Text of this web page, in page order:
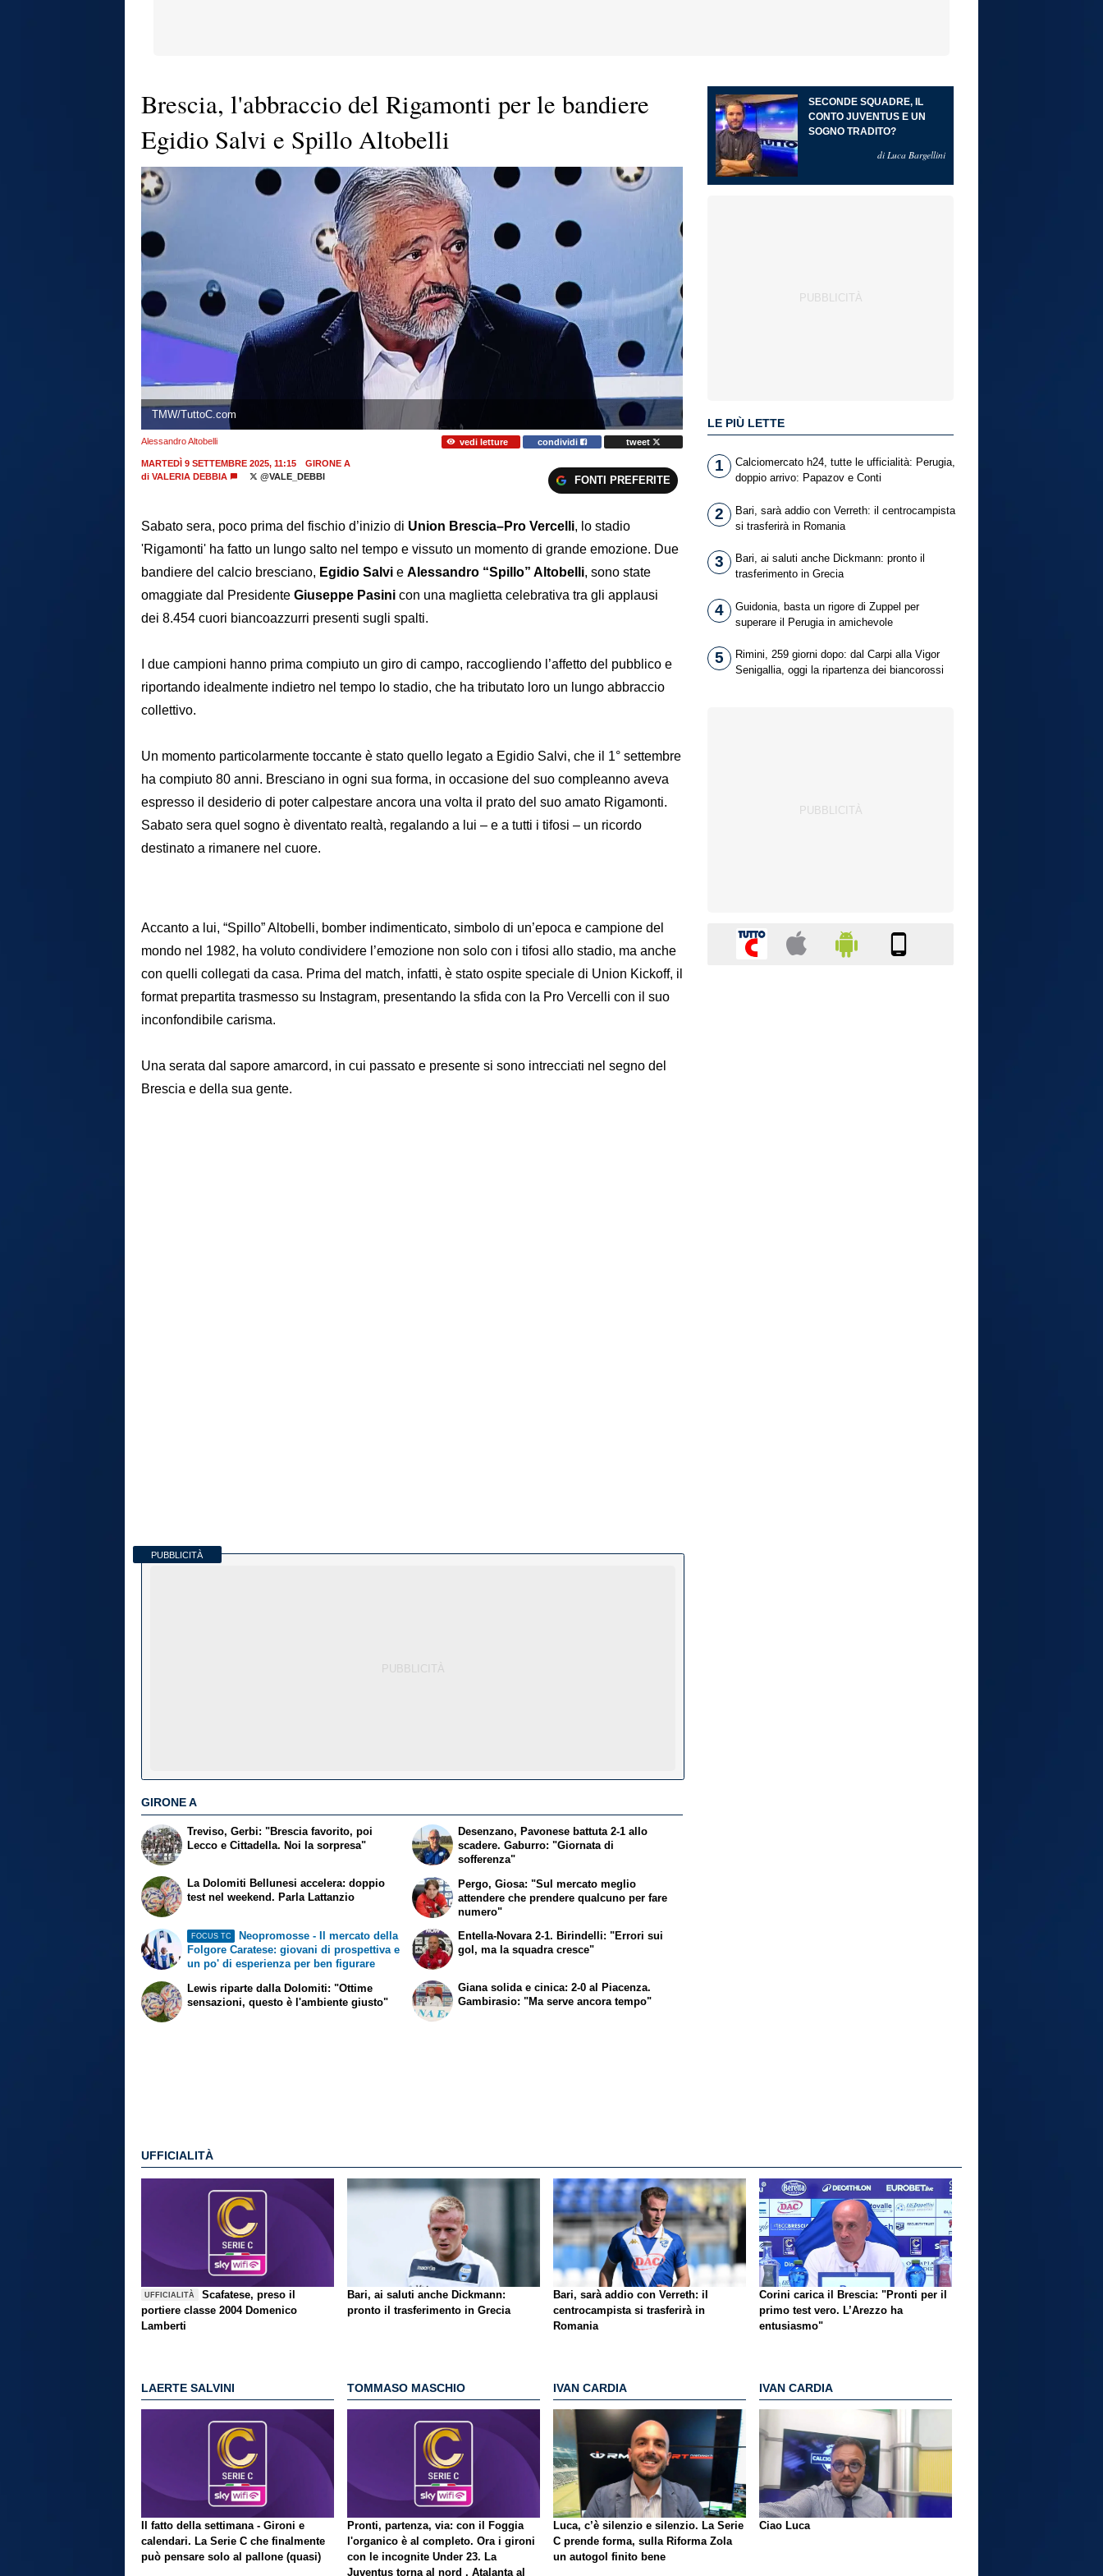
Brescia, l'abbraccio del Rigamonti per le bandiere
Egidio Salvi e Spillo Altobelli
TMW/TuttoC.com
Alessandro Altobelli vedi letture condividi tweet
MARTEDÌ 9 SETTEMBRE 2025, 11:15
GIRONE A
di VALERIA DEBBIA @VALE_DEBBI FONTI PREFERITE
Sabato sera, poco prima del fischio d’inizio di Union Brescia–Pro Vercelli, lo stadio
'Rigamonti' ha fatto un lungo salto nel tempo e vissuto un momento di grande emozione. Due
bandiere del calcio bresciano, Egidio Salvi e Alessandro “Spillo” Altobelli, sono state
omaggiate dal Presidente Giuseppe Pasini con una maglietta celebrativa tra gli applausi
dei 8.454 cuori biancoazzurri presenti sugli spalti.
I due campioni hanno prima compiuto un giro di campo, raccogliendo l’affetto del pubblico e
riportando idealmente indietro nel tempo lo stadio, che ha tributato loro un lungo abbraccio
collettivo.
Un momento particolarmente toccante è stato quello legato a Egidio Salvi, che il 1° settembre
ha compiuto 80 anni. Bresciano in ogni sua forma, in occasione del suo compleanno aveva
espresso il desiderio di poter calpestare ancora una volta il prato del suo amato Rigamonti.
Sabato sera quel sogno è diventato realtà, regalando a lui – e a tutti i tifosi – un ricordo
destinato a rimanere nel cuore.
Accanto a lui, “Spillo” Altobelli, bomber indimenticato, simbolo di un’epoca e campione del
mondo nel 1982, ha voluto condividere l’emozione non solo con i tifosi allo stadio, ma anche
con quelli collegati da casa. Prima del match, infatti, è stato ospite speciale di Union Kickoff, il
format prepartita trasmesso su Instagram, presentando la sfida con la Pro Vercelli con il suo
inconfondibile carisma.
Una serata dal sapore amarcord, in cui passato e presente si sono intrecciati nel segno del
Brescia e della sua gente.
PUBBLICITÀ
GIRONE A
Treviso, Gerbi: "Brescia favorito, poi
Lecco e Cittadella. Noi la sorpresa"
La Dolomiti Bellunesi accelera: doppio
test nel weekend. Parla Lattanzio
Desenzano, Pavonese battuta 2-1 allo
scadere. Gaburro: "Giornata di
sofferenza"
Pergo, Giosa: "Sul mercato meglio
attendere che prendere qualcuno per fare
numero"
FOCUS TC
Neopromosse - Il mercato della
Folgore Caratese: giovani di prospettiva e
un po' di esperienza per ben figurare
Lewis riparte dalla Dolomiti: "Ottime
sensazioni, questo è l'ambiente giusto"
Entella-Novara 2-1. Birindelli: "Errori sui
gol, ma la squadra cresce"
Giana solida e cinica: 2-0 al Piacenza.
Gambirasio: "Ma serve ancora tempo"
SECONDE SQUADRE, IL
CONTO JUVENTUS E UN
SOGNO TRADITO?
di Luca Bargellini
LE PIÙ LETTE
1
Calciomercato h24, tutte le ufficialità: Perugia,
doppio arrivo: Papazov e Conti
2
Bari, sarà addio con Verreth: il centrocampista
si trasferirà in Romania
3
Bari, ai saluti anche Dickmann: pronto il
trasferimento in Grecia
4
Guidonia, basta un rigore di Zuppel per
superare il Perugia in amichevole
5
Rimini, 259 giorni dopo: dal Carpi alla Vigor
Senigallia, oggi la ripartenza dei biancorossi
UFFICIALITÀ
UFFICIALITÀ
Scafatese, preso il
portiere classe 2004 Domenico
Lamberti
Bari, ai saluti anche Dickmann:
pronto il trasferimento in Grecia
Bari, sarà addio con Verreth: il
centrocampista si trasferirà in
Romania
Corini carica il Brescia: "Pronti per il
primo test vero. L’Arezzo ha
entusiasmo"
LAERTE SALVINI
Il fatto della settimana - Gironi e
calendari. La Serie C che finalmente
può pensare solo al pallone (quasi)
TOMMASO MASCHIO
Pronti, partenza, via: con il Foggia
l'organico è al completo. Ora i gironi
con le incognite Under 23. La
Juventus torna al nord , Atalanta al
IVAN CARDIA
Luca, c’è silenzio e silenzio. La Serie
C prende forma, sulla Riforma Zola
un autogol finito bene
IVAN CARDIA
Ciao Luca